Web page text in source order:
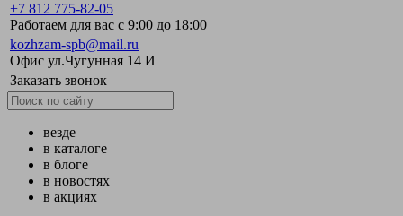
+7 812 775-82-05
Работаем для вас с 9:00 до 18:00
kozhzam-spb@mail.ru
Офис ул.Чугунная 14 И
Заказать звонок
везде
в каталоге
в блоге
в новостях
в акциях